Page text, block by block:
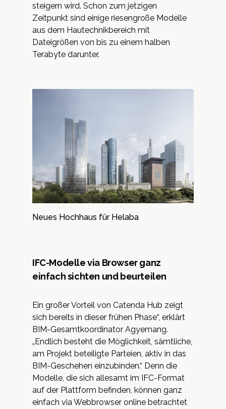
steigern wird. Schon zum jetzigen
Zeitpunkt sind einige riesengroße Modelle
aus dem Hautechnikbereich mit
Dateigrößen von bis zu einem halben
Terabyte darunter.
Neues Hochhaus für Helaba
IFC-Modelle via Browser ganz
einfach sichten und beurteilen
Ein großer Vorteil von Catenda Hub zeigt
sich bereits in dieser frühen Phase“, erklärt
BIM-Gesamtkoordinator Agyemang.
„Endlich besteht die Möglichkeit, sämtliche,
am Projekt beteiligte Parteien, aktiv in das
BIM-Geschehen einzubinden.“ Denn die
Modelle, die sich allesamt im IFC-Format
auf der Plattform befinden, können ganz
einfach via Webbrowser online betrachtet